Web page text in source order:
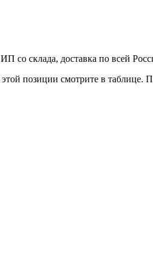
со склада, доставка по всей
позиции смотрите в